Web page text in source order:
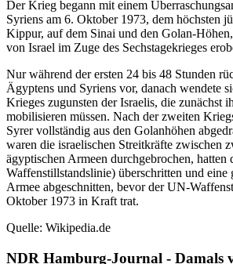
Der Krieg begann mit einem
Syriens am 6. Oktober 1973, dem höchsten
Kippur, auf dem Sinai und den Golan-
von Israel im Zuge des Sechstagekrieges
Nur während der ersten 24 bis 48 Stunden
Ägyptens und Syriens vor, danach wendete
Krieges zugunsten der Israelis, die zunächst
mobilisieren müssen. Nach der zweiten
Syrer vollständig aus den Golanhöhen
waren die israelischen Streitkräfte zwischen
ägyptischen Armeen durchgebrochen, hatten
Waffenstillstandslinie) überschritten und eine
Armee abgeschnitten, bevor der UN-
Oktober 1973 in Kraft trat.
Quelle: Wikipedia.de
NDR Hamburg-Journal - Damals